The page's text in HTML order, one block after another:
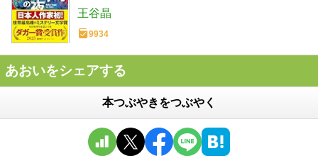
作家協会賞(ダガー賞） (河出文庫 お 46-
1)
王谷晶
9934
あおいをシェアする
本つぶやきをつぶやく